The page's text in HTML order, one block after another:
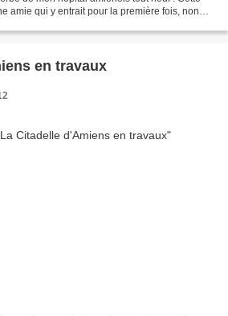
amie qui y entrait pour la première fois, non
en travaux